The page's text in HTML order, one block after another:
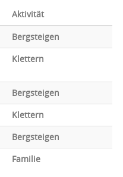
Aktivität
Bergsteigen
Klettern
Bergsteigen
Klettern
Bergsteigen
Familie